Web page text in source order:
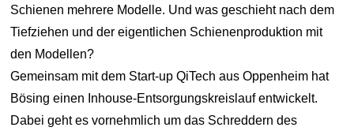
Schienen mehrere Modelle. Und was geschieht nach dem
Tiefziehen und der eigentlichen Schienenproduktion mit
den Modellen?
Gemeinsam mit dem Start-up QiTech aus Oppenheim hat
Bösing einen Inhouse-Entsorgungskreislauf entwickelt.
Dabei geht es vornehmlich um das Schreddern des